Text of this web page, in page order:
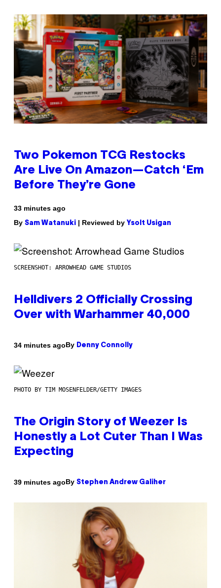
Two Pokemon TCG Restocks
Are Live On Amazon—Catch ‘Em
Before They’re Gone
33 minutes ago
By Sam Watanuki | Reviewed by Ysolt Usigan
SCREENSHOT: ARROWHEAD GAME STUDIOS
Helldivers 2 Officially Crossing
Over with Warhammer 40,000
34 minutes agoBy Denny Connolly
PHOTO BY TIM MOSENFELDER/GETTY IMAGES
The Origin Story of Weezer Is
Honestly a Lot Cuter Than I Was
Expecting
39 minutes agoBy Stephen Andrew Galiher